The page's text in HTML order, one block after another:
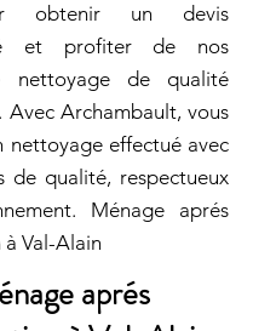
obtenir un devis
et profiter de nos
nettoyage de qualité
Avec Archambault, vous
nettoyage effectué avec
de qualité, respectueux
Ménage aprés
Val-Alain
aprés